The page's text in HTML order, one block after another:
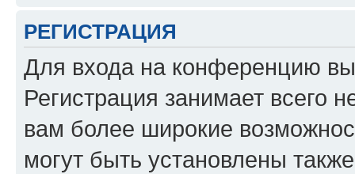
РЕГИСТРАЦИЯ
Для входа на конференцию
Регистрация занимает всего
вам более широкие
могут быть установлены